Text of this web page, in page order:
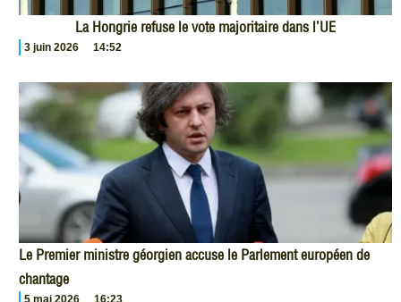
La Hongrie refuse le vote majoritaire dans l’UE
3 juin 2026 14:52
Le Premier ministre géorgien accuse le Parlement européen de
chantage